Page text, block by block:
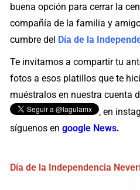
buena opción para cerrar la
compañía de la familia y
cumbre del Día de la
Te invitamos a compartir tu
fotos a esos platillos que te
muéstralos en nuestra cuenta
, en
síguenos engoogle News.
Día de la Independencia